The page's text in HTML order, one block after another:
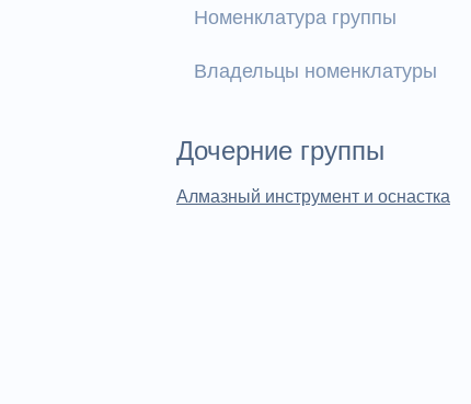
Номенклатура группы
Владельцы номенклатуры
Дочерние группы
Алмазный инструмент и оснастка